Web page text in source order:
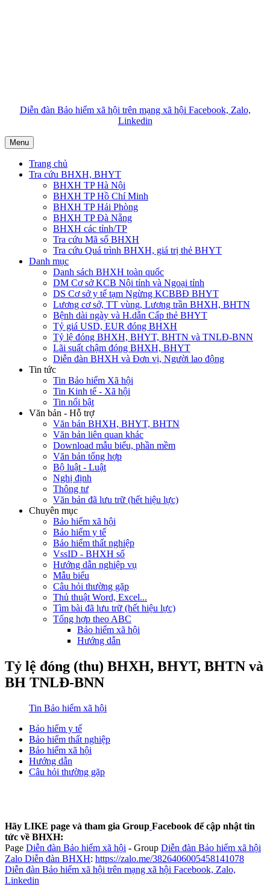
Diễn đàn Bảo hiểm xã hội trên mạng xã hội Facebook, Zalo,
Linkedin
Menu
Trang chủ
Tra cứu BHXH, BHYT
BHXH TP Hà Nội
BHXH TP Hồ Chí Minh
BHXH TP Hải Phòng
BHXH TP Đà Nẵng
BHXH các tỉnh/TP
Tra cứu Mã số BHXH
Tra cứu Quá trình BHXH, giá trị thẻ BHYT
Danh mục
Danh sách BHXH toàn quốc
DM Cơ sở KCB Nội tỉnh và Ngoại tỉnh
DS Cơ sở y tế tạm Ngừng KCBBĐ BHYT
Lương cơ sở, TT vùng, Lương trần BHXH, BHTN
Bệnh dài ngày và H.dẫn Cấp thẻ BHYT
Tỷ giá USD, EUR đóng BHXH
Tỷ lệ đóng BHXH, BHYT, BHTN và TNLĐ-BNN
Lãi suất chậm đóng BHXH, BHYT
Diễn đàn BHXH và Đơn vị, Người lao động
Tin tức
Tin Bảo hiểm Xã hội
Tin Kinh tế - Xã hội
Tin nổi bật
Văn bản - Hỗ trợ
Văn bản BHXH, BHYT, BHTN
Văn bản liên quan khác
Download mẫu biểu, phần mềm
Văn bản tổng hợp
Bộ luật - Luật
Nghị định
Thông tư
Văn bản đã lưu trữ (hết hiệu lực)
Chuyên mục
Bảo hiểm xã hội
Bảo hiểm y tế
Bảo hiểm thất nghiệp
VssID - BHXH số
Hướng dẫn nghiệp vụ
Mẫu biểu
Câu hỏi thường gặp
Thủ thuật Word, Excel...
Tìm bài đã lưu trữ (hết hiệu lực)
Tổng hợp theo ABC
Bảo hiểm xã hội
Hướng dẫn
Tỷ lệ đóng (thu) BHXH, BHYT, BHTN và
BH TNLĐ-BNN
Tin Bảo hiểm xã hội
Bảo hiểm y tế
Bảo hiểm thất nghiệp
Bảo hiểm xã hội
Hướng dẫn
Câu hỏi thường gặp
Hãy LIKE page và tham gia Group Facebook để cập nhật tin
tức về BHXH:
Page Diễn đàn Bảo hiểm xã hội - Group Diễn đàn Bảo hiểm xã hội
Zalo Diễn đàn BHXH: https://zalo.me/3826406005458141078
Diễn đàn Bảo hiểm xã hội trên mạng xã hội Facebook, Zalo,
Linkedin